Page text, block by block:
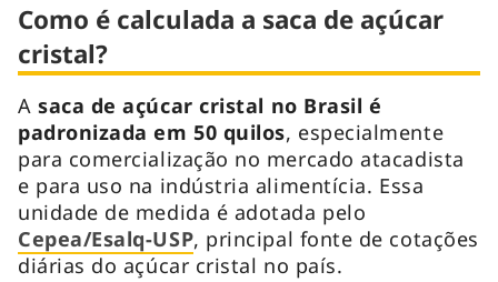
Como é calculada a saca de açúcar
cristal?
A saca de açúcar cristal no Brasil é
padronizada em 50 quilos, especialmente
para comercialização no mercado atacadista
e para uso na indústria alimentícia. Essa
unidade de medida é adotada pelo
Cepea/Esalq-USP, principal fonte de cotações
diárias do açúcar cristal no país.